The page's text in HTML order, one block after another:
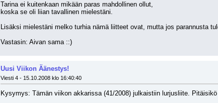
Tarina ei kuitenkaan mikään paras mahdollinen ollut,
koska se oli liian tavallinen mielestäni.
Lisäksi mielestäni melko turhia nämä liitteet ovat, mutta jos parannusta
Vastasin: Aivan sama ::)
Uusi Viikon Äänestys!
Viesti 4 - 15.10.2008 klo 16:40:40
Kysymys: Tämän viikon akkarissa (41/2008) julkaistiin lurjusliite.